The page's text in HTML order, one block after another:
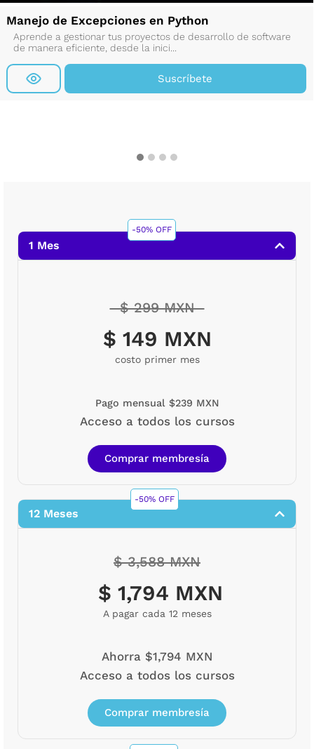
Manejo de Excepciones en Python
Aprende a gestionar tus proyectos de desarrollo de software
de manera eficiente, desde la inici...
Suscríbete
-50% OFF
1 Mes
$ 299 MXN
$ 149 MXN
costo primer mes
Pago mensual $239 MXN
Acceso a todos los cursos
Comprar membresía
-50% OFF
12 Meses
$ 3,588 MXN
$ 1,794 MXN
A pagar cada 12 meses
Ahorra $1,794 MXN
Acceso a todos los cursos
Comprar membresía